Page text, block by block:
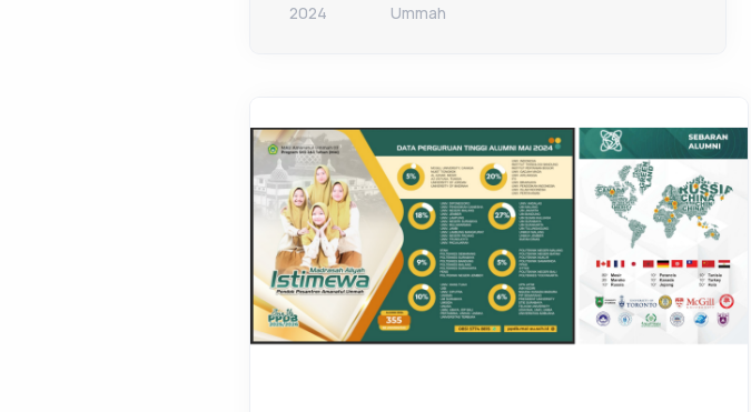
2024
Ummah